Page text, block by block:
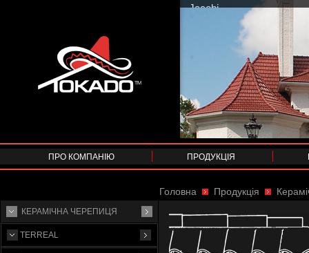
ПРО КОМПАНІЮ ПРОДУКЦІЯ
КЕРАМІЧНА ЧЕРЕПИЦЯ
TERREAL
Головна Продукція